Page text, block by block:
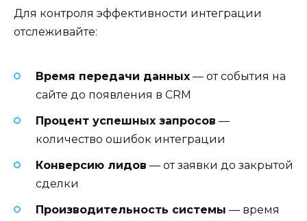
Для контроля эффективности интеграции
отслеживайте:
Время передачи данных — от события на
сайте до появления в CRM
Процент успешных запросов —
количество ошибок интеграции
Конверсию лидов — от заявки до закрытой
сделки
Производительность системы — время